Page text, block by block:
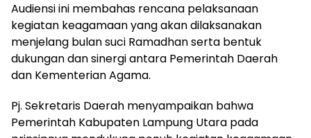
Audiensi ini membahas rencana pelaksanaan
kegiatan keagamaan yang akan dilaksanakan
menjelang bulan suci Ramadhan serta bentuk
dukungan dan sinergi antara Pemerintah Daerah
dan Kementerian Agama.
Pj. Sekretaris Daerah menyampaikan bahwa
Pemerintah Kabupaten Lampung Utara pada